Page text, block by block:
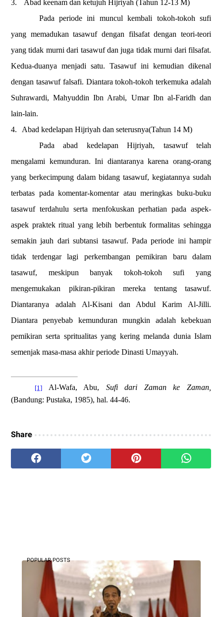
3. Abad keenam dan ketujuh Hijriyah (Tahun 12-13 M)
Pada periode ini muncul kembali tokoh-tokoh sufi
yang memadukan tasawuf dengan filsafat dengan teori-teori
yang tidak murni dari tasawuf dan juga tidak murni dari filsafat.
Kedua-duanya menjadi satu. Tasawuf ini kemudian dikenal
dengan tasawuf falsafi. Diantara tokoh-tokoh terkemuka adalah
Suhrawardi, Mahyuddin Ibn Arabi, Umar Ibn al-Faridh dan
lain-lain.
4.
Abad kedelapan Hijriyah dan seterusnya(Tahun 14 M)
Pada abad kedelapan Hijriyah, tasawuf telah
mengalami kemunduran. Ini diantaranya karena orang-orang
yang berkecimpung dalam bidang tasawuf, kegiatannya sudah
terbatas pada komentar-komentar atau meringkas buku-buku
tasawuf terdahulu serta menfokuskan perhatian pada aspek-
aspek praktek ritual yang lebih berbentuk formalitas sehingga
semakin jauh dari subtansi tasawuf. Pada periode ini hampir
tidak terdengar lagi perkembangan pemikiran baru dalam
tasawuf, meskipun banyak tokoh-tokoh sufi yang
mengemukakan pikiran-pikiran mereka tentang tasawuf.
Diantaranya adalah Al-Kisani dan Abdul Karim Al-Jilli.
Diantara penyebab kemunduran mungkin adalah kebekuan
pemikiran serta spritualitas yang kering melanda dunia Islam
semenjak masa-masa akhir periode Dinasti Umayyah.
[1] Al-Wafa, Abu, Sufi dari Zaman ke Zaman,
(Bandung: Pustaka, 1985), hal. 44-46.
Share
POPULAR POSTS